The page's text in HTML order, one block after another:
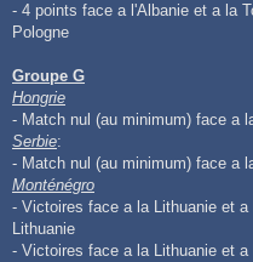
- 4 points face a l'Albanie et a la
Pologne
Groupe G
Hongrie
- Match nul (au minimum) face a
Serbie:
- Match nul (au minimum) face a
Monténégro
- Victoires face a la Lithuanie et a
Lithuanie
- Victoires face a la Lithuanie et a